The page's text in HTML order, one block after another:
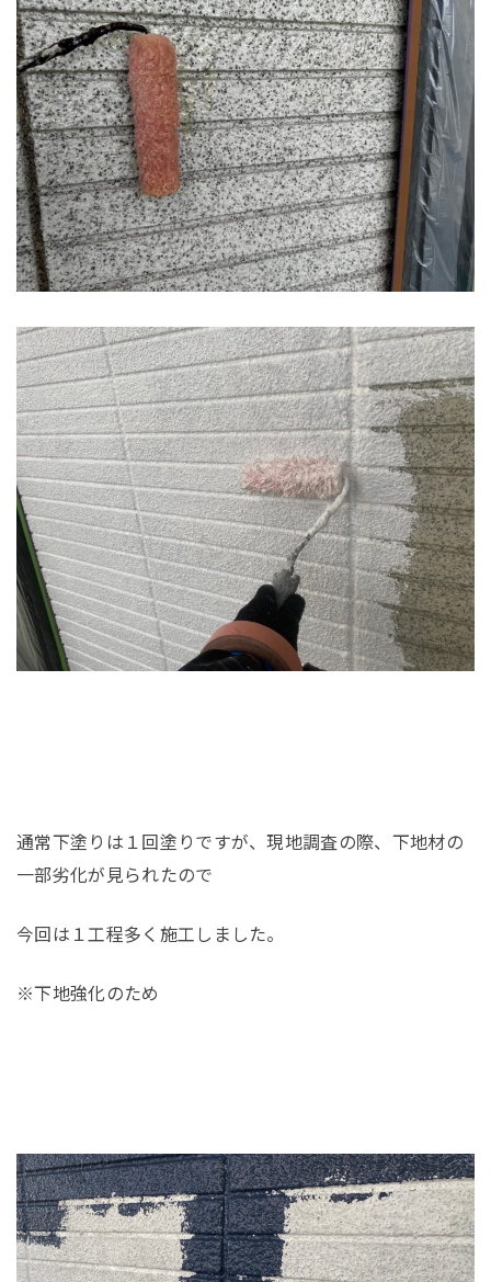
通常下塗りは１回塗りですが、現地調査の際、下地材の
一部劣化が見られたので
今回は１工程多く施工しました。
※下地強化のため